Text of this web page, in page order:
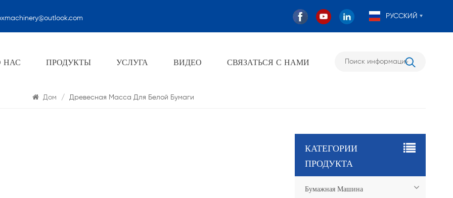
РУССКИЙ
НАС ПРОДУКТЫ УСЛУГА ВИДЕО СВЯЗАТЬСЯ С НАМИ
Поиск
Дом / Древесная Масса Для Белой Бумаги
КАТЕГОРИИ
ПРОДУКТА
Бумажная Машина